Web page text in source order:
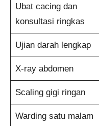
Ubat cacing dan
konsultasi ringkas
Ujian darah lengkap
X-ray abdomen
Scaling gigi ringan
Warding satu malam